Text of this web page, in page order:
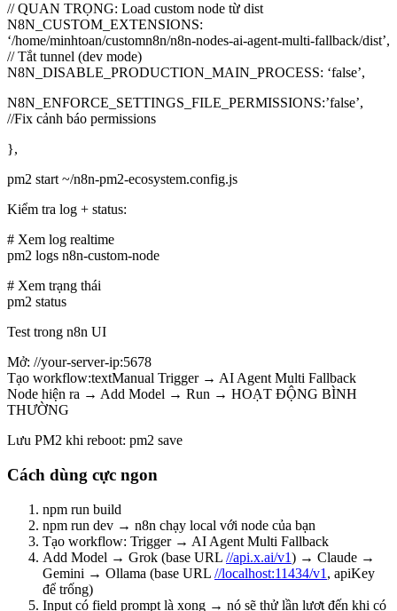
// QUAN TRỌNG: Load custom node từ dist
N8N_CUSTOM_EXTENSIONS:
‘/home/minhtoan/customn8n/n8n-nodes-ai-agent-multi-fallback/dist’,
// Tắt tunnel (dev mode)
N8N_DISABLE_PRODUCTION_MAIN_PROCESS: ‘false’,
N8N_ENFORCE_SETTINGS_FILE_PERMISSIONS:’false’,
//Fix cảnh báo permissions
},
pm2 start ~/n8n-pm2-ecosystem.config.js
Kiểm tra log + status:
# Xem log realtime
pm2 logs n8n-custom-node
# Xem trạng thái
pm2 status
Test trong n8n UI
Mở: //your-server-ip:5678
Tạo workflow:textManual Trigger → AI Agent Multi Fallback
Node hiện ra → Add Model → Run → HOẠT ĐỘNG BÌNH
THƯỜNG
Lưu PM2 khi reboot: pm2 save
Cách dùng cực ngon
npm run build
npm run dev → n8n chạy local với node của bạn
Tạo workflow: Trigger → AI Agent Multi Fallback
Add Model → Grok (base URL //api.x.ai/v1) → Claude →
Gemini → Ollama (base URL //localhost:11434/v1 , apiKey
để trống)
Input có field prompt là xong → nó sẽ thử lần lượt đến khi có